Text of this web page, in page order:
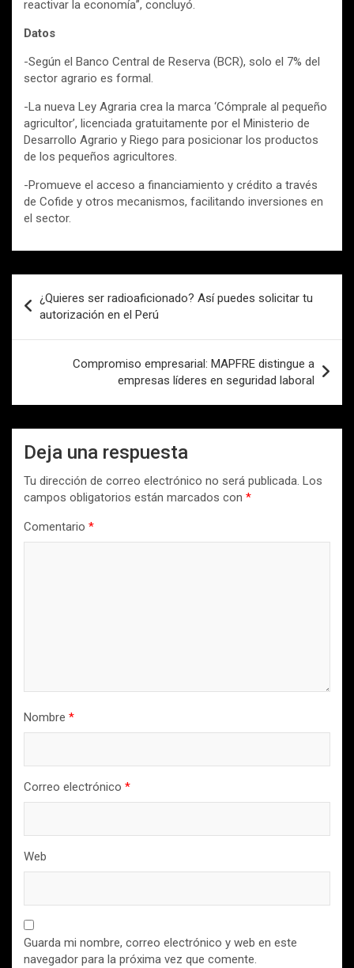
reactivar la economía”, concluyó.
Datos
-Según el Banco Central de Reserva (BCR), solo el 7% del
sector agrario es formal.
-La nueva Ley Agraria crea la marca ‘Cómprale al pequeño
agricultor’, licenciada gratuitamente por el Ministerio de
Desarrollo Agrario y Riego para posicionar los productos
de los pequeños agricultores.
-Promueve el acceso a financiamiento y crédito a través
de Cofide y otros mecanismos, facilitando inversiones en
el sector.
de
entradas
¿Quieres ser radioaficionado? Así puedes solicitar tu
autorización en el Perú
Compromiso empresarial: MAPFRE distingue a
empresas líderes en seguridad laboral
Deja una respuesta
Tu dirección de correo electrónico no será publicada. Los
campos obligatorios están marcados con *
Comentario *
Nombre *
Correo electrónico *
Web
Guarda mi nombre, correo electrónico y web en este
navegador para la próxima vez que comente.